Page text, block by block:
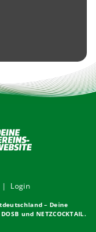
| Login
– Deine
und NETZCOCKTAIL.